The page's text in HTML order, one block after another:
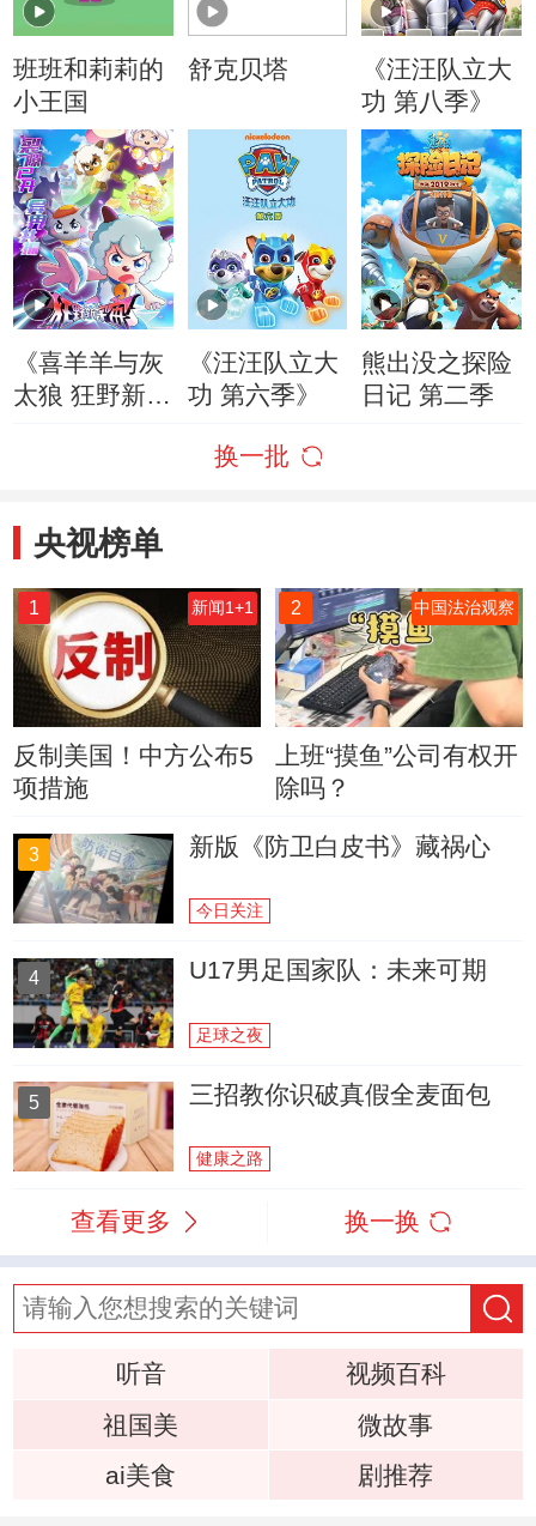
班班和莉莉的
小王国
舒克贝塔
《汪汪队立大
功 第八季》
《喜羊羊与灰
太狼 狂野新宇
《汪汪队立大
功 第六季》
熊出没之探险
日记 第二季
换一批
央视榜单
1 新闻1+1
反制美国！中方公布5
项措施
2 中国法治观察
上班“摸鱼”公司有权开
除吗？
3 新版《防卫白皮书》藏祸心
今日关注
4 U17男足国家队：未来可期
足球之夜
5 三招教你识破真假全麦面包
健康之路
查看更多 换一换
听音
视频百科
祖国美
微故事
ai美食
剧推荐